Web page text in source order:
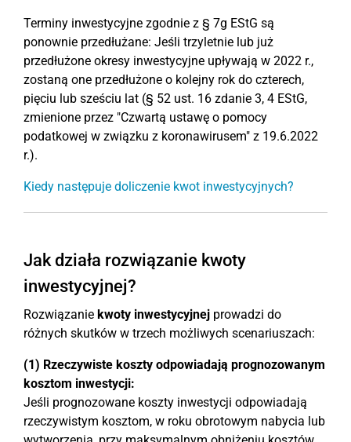
Terminy inwestycyjne zgodnie z § 7g EStG są
ponownie przedłużane: Jeśli trzyletnie lub już
przedłużone okresy inwestycyjne upływają w 2022 r.,
zostaną one przedłużone o kolejny rok do czterech,
pięciu lub sześciu lat (§ 52 ust. 16 zdanie 3, 4 EStG,
zmienione przez "Czwartą ustawę o pomocy
podatkowej w związku z koronawirusem" z 19.6.2022
r.).
Kiedy następuje doliczenie kwot inwestycyjnych?
Jak działa rozwiązanie kwoty
inwestycyjnej?
Rozwiązanie kwoty inwestycyjnej prowadzi do
różnych skutków w trzech możliwych scenariuszach:
(1) Rzeczywiste koszty odpowiadają prognozowanym
kosztom inwestycji:
Jeśli prognozowane koszty inwestycji odpowiadają
rzeczywistym kosztom, w roku obrotowym nabycia lub